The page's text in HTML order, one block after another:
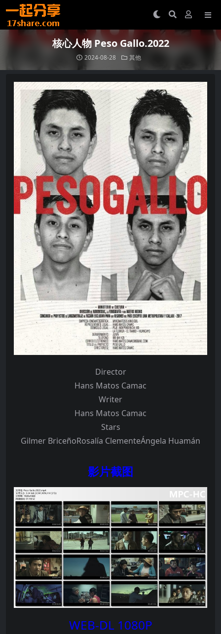
核心人物 Peso Gallo.2022
2024-08-28 其他
Director
Hans Matos Camac
Writer
Hans Matos Camac
Stars
Gilmer BriceñoRosalía ClementeÁngela Huamán
影片截图
WEB-DL 1080P